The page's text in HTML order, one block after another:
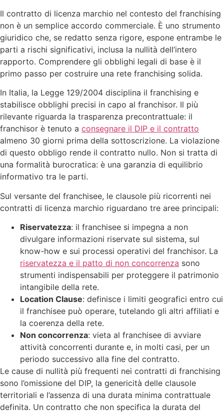
Il contratto di licenza marchio nel contesto del franchising
non è un semplice accordo commerciale. È uno strumento
giuridico che, se redatto senza rigore, espone entrambe le
parti a rischi significativi, inclusa la nullità dell’intero
rapporto. Comprendere gli obblighi legali di base è il
primo passo per costruire una rete franchising solida.
In Italia, la Legge 129/2004 disciplina il franchising e
stabilisce obblighi precisi in capo al franchisor. Il più
rilevante riguarda la trasparenza precontrattuale: il
franchisor è tenuto a consegnare il DIP e il contratto
almeno 30 giorni prima della sottoscrizione. La violazione
di questo obbligo rende il contratto nullo. Non si tratta di
una formalità burocratica: è una garanzia di equilibrio
informativo tra le parti.
Sul versante del franchisee, le clausole più ricorrenti nei
contratti di licenza marchio riguardano tre aree principali:
Riservatezza: il franchisee si impegna a non
divulgare informazioni riservate sul sistema, sul
know-how e sui processi operativi del franchisor. La
riservatezza e il patto di non concorrenza sono
strumenti indispensabili per proteggere il patrimonio
intangibile della rete.
Location Clause: definisce i limiti geografici entro cui
il franchisee può operare, tutelando gli altri affiliati e
la coerenza della rete.
Non concorrenza: vieta al franchisee di avviare
attività concorrenti durante e, in molti casi, per un
periodo successivo alla fine del contratto.
Le cause di nullità più frequenti nei contratti di franchising
sono l’omissione del DIP, la genericità delle clausole
territoriali e l’assenza di una durata minima contrattuale
definita. Un contratto che non specifica la durata del